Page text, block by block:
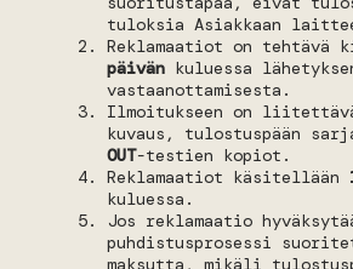
tuloksia Asiakkaan
Reklamaatiot on
päivän kuluessa
vastaanottamisesta.
Ilmoitukseen on liitettävä
kuvaus, tulostuspään
OUT-testien kopiot.
Reklamaatiot käsitellään
kuluessa.
Jos reklamaatio
puhdistusprosessi
maksutta, mikäli